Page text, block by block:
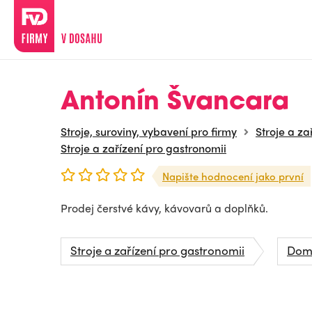
Antonín Švancara
Stroje, suroviny, vybavení pro firmy
Stroje a
Stroje a zařízení pro gastronomii
Napište hodnocení jako první
Prodej čerstvé kávy, kávovarů a doplňků.
Stroje a zařízení pro gastronomii